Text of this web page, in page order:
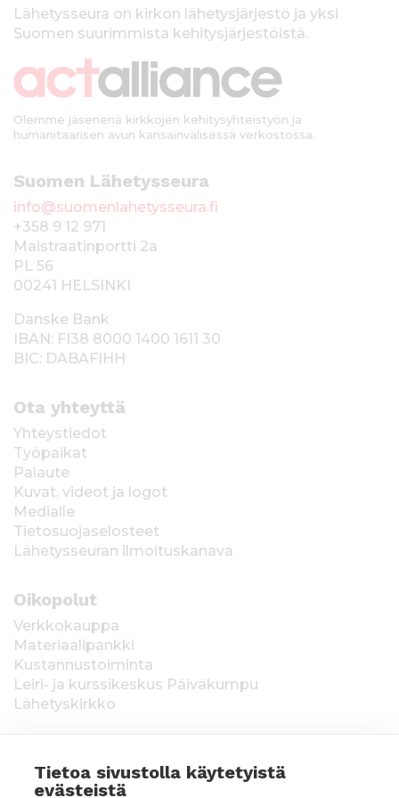
Tietoa sivustolla käytetyistä
evästeistä
kLähetysseura on kirkon lähetysjärjestö ja yksi
Suomen suurimmista kehitysjärjestöistä.
Olemme jäsenenä kirkkojen kehitysyhteistyön ja
humanitaarisen avun kansainvälisessä verkostossa.
Suomen Lähetysseura
info@suomenlahetysseura.fi
+358 9 12 971
Maistraatinportti 2a
PL 56
00241 HELSINKI
Danske Bank
IBAN: FI38 8000 1400 1611 30
BIC: DABAFIHH
Ota yhteyttä
Yhteystiedot
Työpaikat
Palaute
Kuvat, videot ja logot
Medialle
Tietosuojaselosteet
Lähetysseuran ilmoituskanava
Oikopolut
Verkkokauppa
Materiaalipankki
Kustannustoiminta
Leiri- ja kurssikeskus Päiväkumpu
Lähetyskirkko